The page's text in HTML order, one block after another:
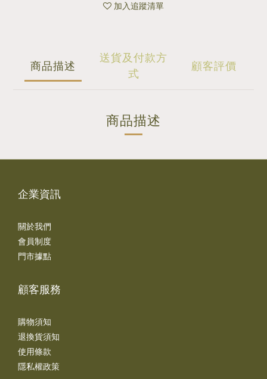
加入追蹤清單
商品描述
送貨及付款方
式
顧客評價
商品描述
企業資訊
關於我們
會員制度
門市據點
顧客服務
購物須知
退換貨須知
使用條款
隱私權政策